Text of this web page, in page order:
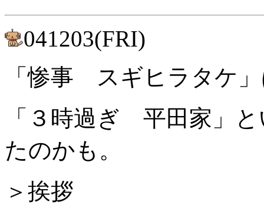
041203(FRI)
「惨事 スギヒラタケ
「３時過ぎ 平田家」
たのかも。
＞挨拶